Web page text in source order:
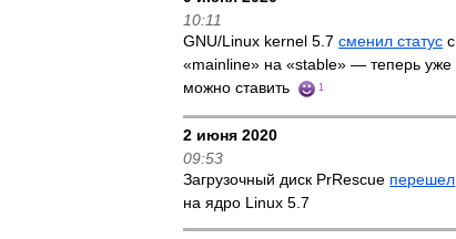
10:11
GNU/Linux kernel 5.7сменил статус с
«mainline» на «stable» — теперь уже
можно ставить
1
2 июня 2020
09:53
Загрузочный диск PrRescue перешел
на ядро Linux 5.7